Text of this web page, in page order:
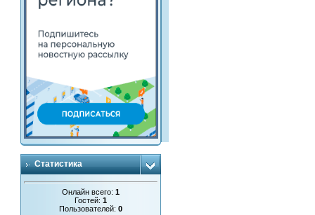
Статистика
Онлайн всего:1
Гостей:1
Пользователей:0